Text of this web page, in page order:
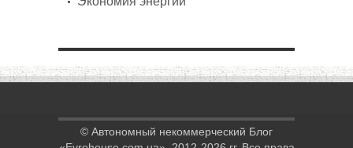
© Автономный некоммерческий Блог